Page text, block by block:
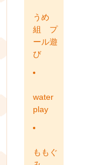
うめ
組 プ
ール遊
び
water
play
ももぐ